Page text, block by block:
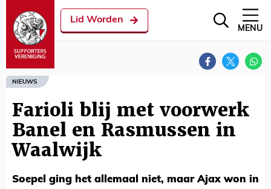
Lid Worden
MENU
NIEUWS
Farioli blij met voorwerk
Banel en Rasmussen in
Waalwijk
Soepel ging het allemaal niet, maar Ajax won in